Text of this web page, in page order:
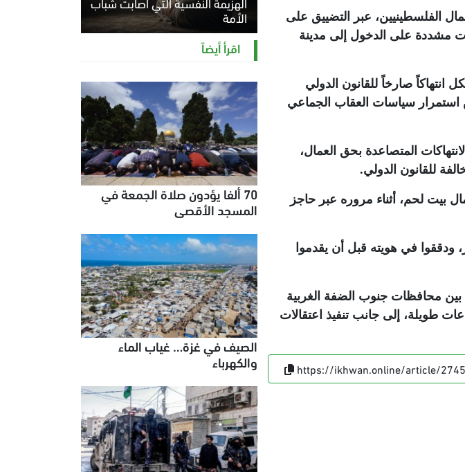
الفلسطينيين، عبر التضييق على
مشددة على الدخول إلى مدينة
انتهاكاً صارخاً للقانون الدولي
استمرار سياسات العقاب الجماعي
المتصاعدة بحق العمال،
للقانون الدولي.
بيت لحم، أثناء مروره عبر حاجز
أوقفوا المواطن (40 عاماً) على الحاجز، ودققوا في هويته قبل أن يقدموا
بين محافظات جنوب الضفة الغربية
طويلة، إلى جانب تنفيذ اعتقالات
https://ikhwan.online/article/
الأمة
الخميس 6 أغسطس 2026 11:12 ص
اقرأ أيضاً
70 ألفا يؤدون صلاة الجمعة في
المسجد الأقصى
الصيف في غزة… غياب الماء
والكهرباء